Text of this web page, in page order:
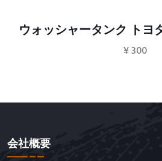
ウォッシャータンク トヨ
¥300
会社概要